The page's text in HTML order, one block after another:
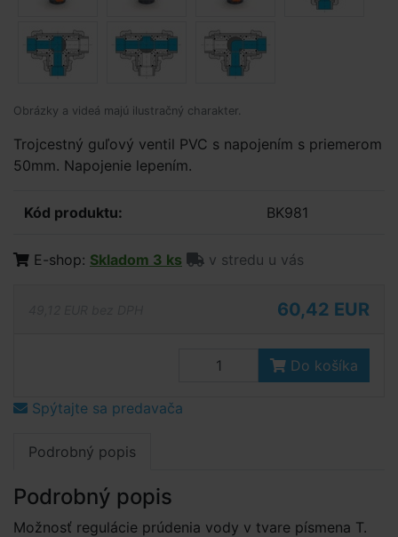
Obrázky a videá majú ilustračný charakter.
Trojcestný guľový ventil PVC s napojením s priemerom
50mm. Napojenie lepením.
Kód produktu: BK981
E-shop: Skladom 3 ks v stredu u vás
60,42 EUR
Do košíka
Spýtajte sa predavača
Podrobný popis
Podrobný popis
Možnosť regulácie prúdenia vody v tvare písmena T.